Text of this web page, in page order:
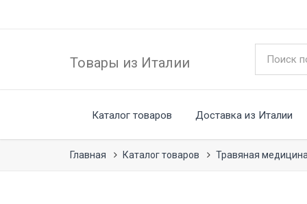
Товары из Италии
Каталог товаров Доставка из Италии
Главная Каталог товаров Травяная